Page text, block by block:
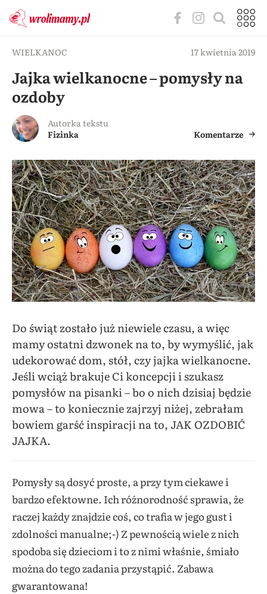
WIELKANOC 17 kwietnia 2019
Jajka wielkanocne – pomysły na
ozdoby
Autorka tekstu
Fizinka
Komentarze
Do świąt zostało już niewiele czasu, a więc
mamy ostatni dzwonek na to, by wymyślić, jak
udekorować dom, stół, czy jajka wielkanocne.
Jeśli wciąż brakuje Ci koncepcji i szukasz
pomysłów na pisanki – bo o nich dzisiaj będzie
mowa – to koniecznie zajrzyj niżej, zebrałam
bowiem garść inspiracji na to, JAK OZDOBIĆ
JAJKA.
Pomysły są dosyć proste, a przy tym ciekawe i
bardzo efektowne. Ich różnorodność sprawia, że
raczej każdy znajdzie coś, co trafia w jego gust i
zdolności manualne;-) Z pewnością wiele z nich
spodoba się dzieciom i to z nimi właśnie, śmiało
można do tego zadania przystąpić. Zabawa
gwarantowana!